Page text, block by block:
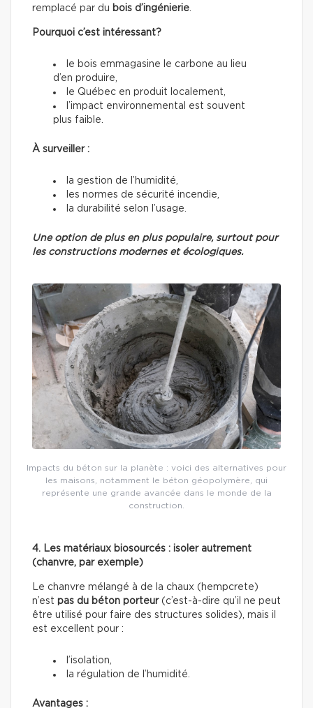
remplacé par du bois d’ingénierie.
Pourquoi c’est intéressant?
le bois emmagasine le carbone au lieu
d’en produire,
le Québec en produit localement,
l’impact environnemental est souvent
plus faible.
À surveiller :
la gestion de l’humidité,
les normes de sécurité incendie,
la durabilité selon l’usage.
Une option de plus en plus populaire, surtout pour
les constructions modernes et écologiques.
Impacts du béton sur la planète : voici des alternatives pour
les maisons, notamment le béton géopolymère, qui
représente une grande avancée dans le monde de la
construction.
4. Les matériaux biosourcés : isoler autrement
(chanvre, par exemple)
Le chanvre mélangé à de la chaux (hempcrete)
n’est pas du béton porteur (c’est-à-dire qu’il ne peut
être utilisé pour faire des structures solides), mais il
est excellent pour :
l’isolation,
la régulation de l’humidité.
Avantages :